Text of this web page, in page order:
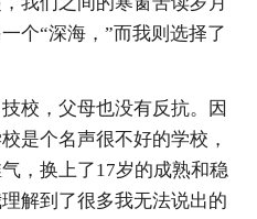
个“深海，”而我则选择了
校，父母也没有反抗。因
是个名声很不好的学校，
，换上了17岁的成熟和稳
解到了很多我无法说出的